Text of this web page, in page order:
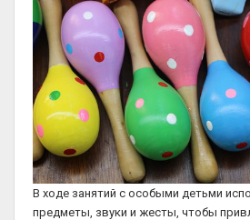
В ходе занятий с особыми детьми
предметы, звуки и жесты, чтобы